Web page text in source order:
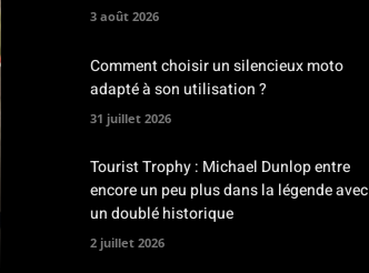
3 août 2026
Comment choisir un silencieux moto
adapté à son utilisation ?
31 juillet 2026
Tourist Trophy : Michael Dunlop entre
encore un peu plus dans la légende avec
un doublé historique
2 juillet 2026